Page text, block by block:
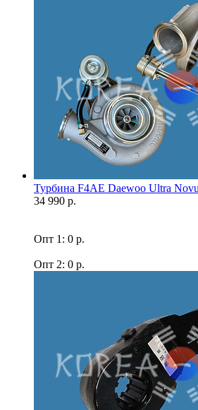
Турбина F4AE Daewoo Ultra
34 990 р.
Опт 1: 0 р.
Опт 2: 0 р.